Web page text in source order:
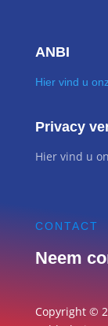
ANBI
Hier vind u
Privacy
Hier vind u
CONTACT
Neem
Copyright ©